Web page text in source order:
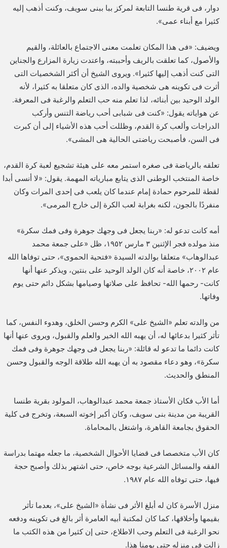
دوار، فى قرية طنسا التابعة لمركز ببا ببنى سويف، وكنت أذهب إليه
كثيرا مع أبناء عمى».
ويضيف: «فى هذا المكان تعلمت معنى الاجتماع بالعائلة، والقيم
والأصول، كما تعلقت بالريف وأحببته، واعتدت زيارة المزارع والجناين
التى كنت أذهب إليها كثيرا». ويروى الشيخ أن أكثر الشخصيات التى
أثرت فى تكوينه هى شخصية والده، الذى كان متعلقا به كثيرا، لأنه
الولد الوحيد بين أبنائه، لذا تعلم منه حب التعلم والرغبة فى المعرفة.
عن هواياته يقول: «كنت فى شبابى أحب رياضة التنس وأركب
الدراجات وألعب كرة القدم، وظللت أحب هذه الأشياء إلى أن كبرت
فى السن، فأصبحت رياضتى الحالية هى المشى».
تعلقه بالرياضة فى صغره استمر معه على هيئة تشجيع لعبة كرة القدم،
خاصة المنتخب الوطنى الذى يتابع مبارياته المهمة. يقول: «لا أنسى أبدا
لقطة للمرحوم حمادة إمام عندما كان يلعب فى إحدى المرات وكان
منفردًا بالجون، لكنه بغرابة لعب الكرة إلى خارج المرمى».
أمه كانت تدعو له: «ربنا يجعل فى وجهك جوهرة وفى فمك سكرة»
منذ مولده فجر الإثنين ٣ مارس ١٩٥٢، ظل «على جمعة محمد
عبدالوهاب» متعلقا بوالدته السيدة «فتحية الحموى»، حتى توفاها الله
عام ٢٠٠٢، خاصة أنه كان الولد الوحيد على بنتين، ويذكر عنها أنها
كانت- رحمها الله- تحافظ على صلاتها وصيامها بشكل دائم حتى يوم
وفاتها.
من والدته تعلم «الشيخ على» الكرم وحسن الخلق، وهدوء النفس، كما
تأثر كثيرا بدعائها له، أن يهبه الله الخير والعلم والقبول، ويروى عنها أنها
كانت دائما ما تدعو له قائلة: «ربنا يجعل فى وجهك جوهرة وفى فمك
سكرة»، وهو دعاء مقصود به أن يهبه الله طلاقة الوجه والقبول وحسن
المنطق والحديث.
أما الأب فكان الأستاذ جمعة محمد عبدالوهاب، المولود بقرية طنسا
القريبة من مدينة بنى سويف، وكان أكبر إخوته السبعة، وتخرج فى كلية
الحقوق بجامعة القاهرة، واشتغل بالمحاماة.
كان الأب متخصصا فى قضايا الأحوال الشخصية، ما جعله مهتما بدراسة
الفقه والمسائل الشرعية بوجه خاص، حتى اشتهر بذلك وأصبح حجة
فيها، حتى توفاه الله عام ١٩٨٧.
منزل الأسرة كان له أبلغ الأثر فى نشأة «الشيخ على»، بعدما تأثر
بقيمها وأخلاقها، كما كان لمكتبة أبيه العامرة أثر بالغ فى تكوينه ودفعه
نحو الرغبة فى التعلم وحب الاطلاع، حتى إن كثيرا من هذه الكتب ما
زالت فى منزله حتى يومنا هذا.